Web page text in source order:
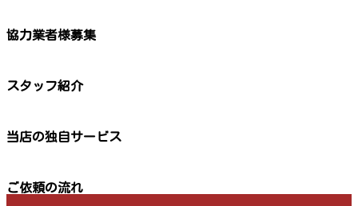
協力業者様募集
スタッフ紹介
当店の独自サービス
ご依頼の流れ